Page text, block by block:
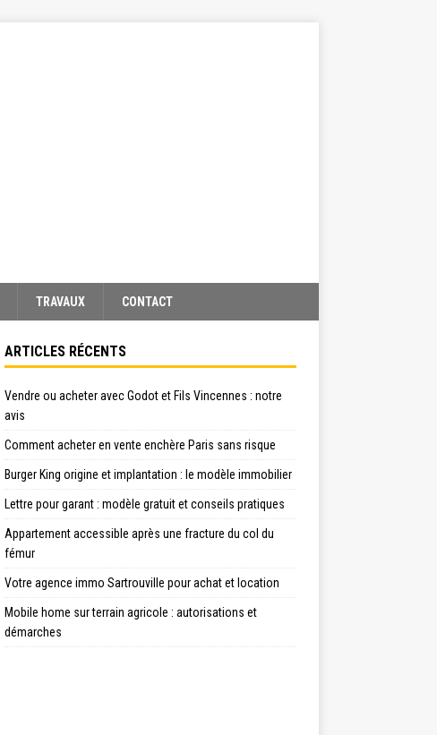
TRAVAUX CONTACT
ARTICLES RÉCENTS
Vendre ou acheter avec Godot et Fils Vincennes : notre
avis
Comment acheter en vente enchère Paris sans risque
Burger King origine et implantation : le modèle immobilier
Lettre pour garant : modèle gratuit et conseils pratiques
Appartement accessible après une fracture du col du
fémur
Votre agence immo Sartrouville pour achat et location
Mobile home sur terrain agricole : autorisations et
démarches